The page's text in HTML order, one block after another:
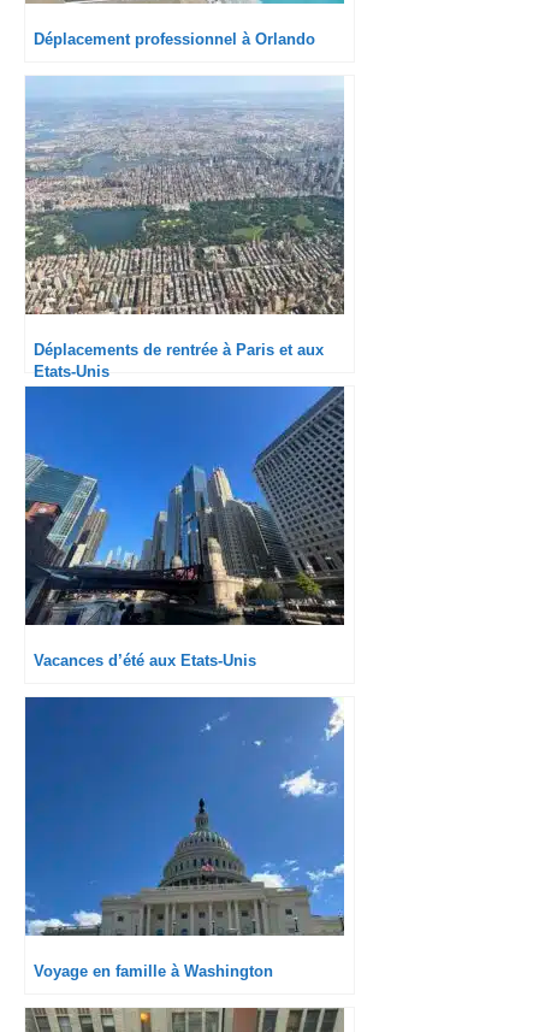
Déplacement professionnel à Orlando
Déplacements de rentrée à Paris et aux
Etats-Unis
Vacances d’été aux Etats-Unis
Voyage en famille à Washington